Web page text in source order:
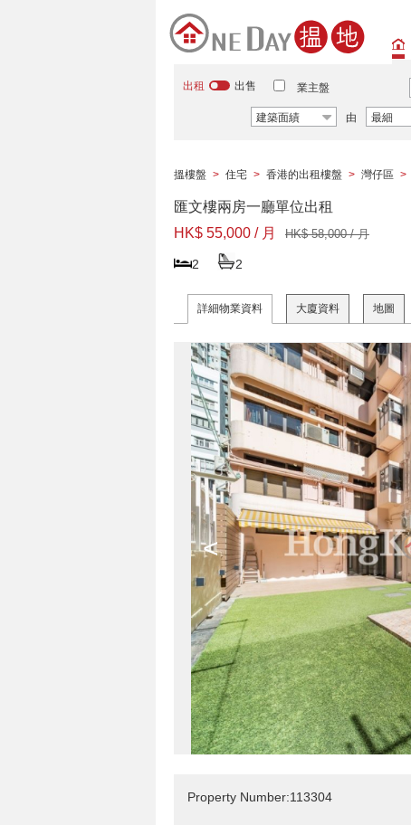
出租 出售 業主盤
建築面績 由 最細
搵樓盤 > 住宅 > 香港的出租樓盤 > 灣仔區 >
匯文樓兩房一廳單位出租
HK$ 55,000 / 月
HK$ 58,000 / 月
2 2
詳細物業資料 大廈資料 地圖
<
Property Number:113304